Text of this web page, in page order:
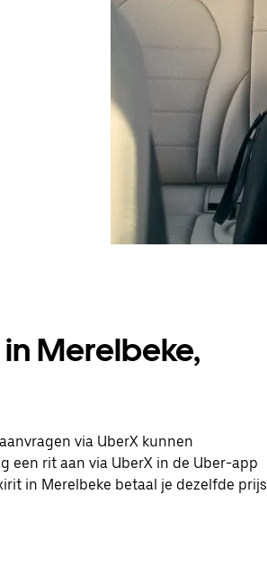
Merelbeke,
via UberX kunnen
een rit aan via UberX in de Uber-app
in Merelbeke betaal je dezelfde prijs